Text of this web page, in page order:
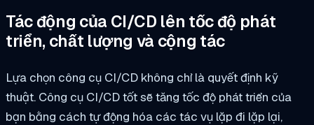
Tác động của CI/CD lên tốc độ phát
triển, chất lượng và cộng tác
Lựa chọn công cụ CI/CD không chỉ là quyết định kỹ
thuật. Công cụ CI/CD tốt sẽ tăng tốc độ phát triển của
bạn bằng cách tự động hóa các tác vụ lặp đi lặp lại,